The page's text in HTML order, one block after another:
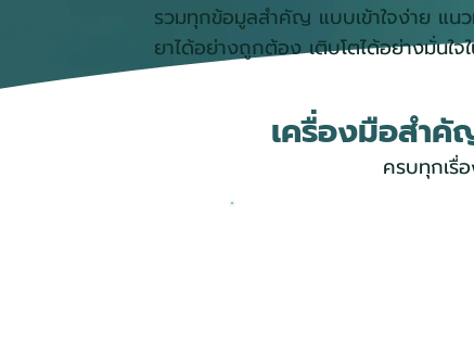
รวมทุกข้อมูลสำคัญ แบบเข้าใจง่าย แน
ยาได้อย่างถูกต้อง เติบโตได้อย่างมั่นใ
เครื่องมือสำคั
ครบทุกเรื่